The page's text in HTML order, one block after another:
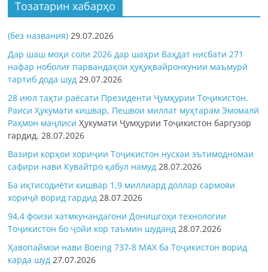
Тозатарин хабарҳо
(без названия) 29.07.2026
Дар шаш моҳи соли 2026 дар шаҳри Ваҳдат нисбати 271
нафар ноболиғ парвандаҳои ҳуқуқвайронкунии маъмурӣ
тартиб дода шуд 29.07.2026
28 июл таҳти раёсати Президенти Ҷумҳурии Тоҷикистон,
Раиси Ҳукумати кишвар, Пешвои миллат муҳтарам Эмомалӣ
Раҳмон маҷлисиҲукумати Ҷумҳурии Тоҷикистон баргузор
гардид.28.07.2026
Вазири корҳои хориҷии Тоҷикистон нусхаи эътимодномаи
сафири нави Кувайтро қабул намуд 28.07.2026
Ба иқтисодиёти кишвар 1,9 миллиард доллар сармояи
хориҷӣ ворид гардид 28.07.2026
94,4 фоизи хатмкунандагони Донишгоҳи технологии
Тоҷикистон бо ҷойи кор таъмин шуданд 28.07.2026
Ҳавопаймои нави Boeing 737-8 MAX ба Тоҷикистон ворид
карда шуд 27.07.2026